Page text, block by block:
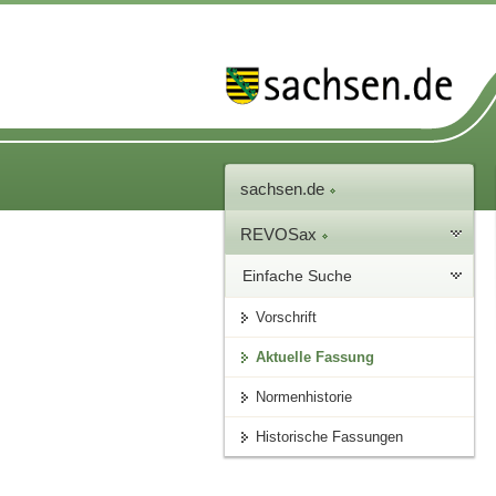
sachsen.de
REVOSax
Einfache Suche
Vorschrift
Aktuelle Fassung
Normenhistorie
Historische Fassungen